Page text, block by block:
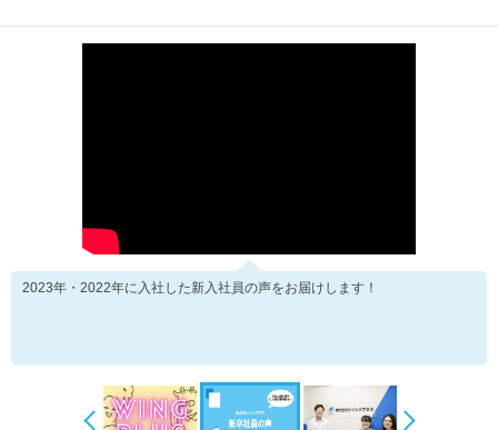
2023年・2022年に入社した新入社員の声をお届けします！